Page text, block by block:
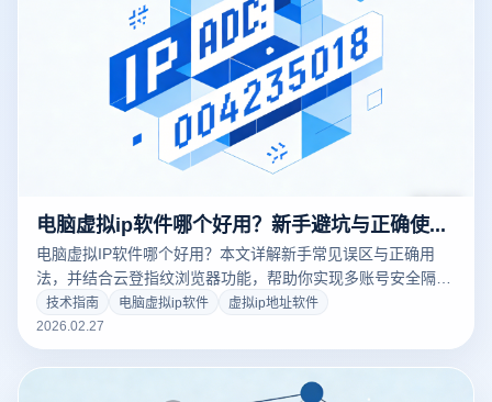
电脑虚拟ip软件哪个好用？新手避坑与正确使用方法
电脑虚拟IP软件哪个好用？本文详解新手常见误区与正确用
法，并结合云登指纹浏览器功能，帮助你实现多账号安全隔离
与稳定运营。
技术指南 电脑虚拟ip软件
虚拟ip地址软件
2026.02.27